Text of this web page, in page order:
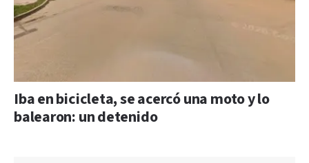
Iba en bicicleta, se acercó una moto y lo
balearon: un detenido